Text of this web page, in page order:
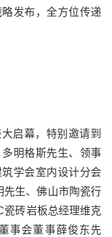
发布，全方位传递
启幕，特别邀请到
明格斯先生、领事
学会室内设计分会
先生、佛山市陶瓷行
瓷砖岩板总经理维克
事会董事薛俊东先